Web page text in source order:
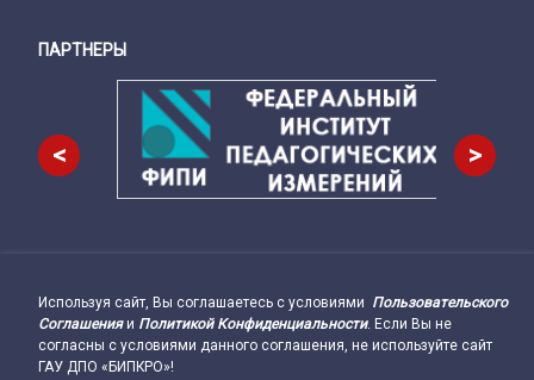
Снизу
ПАРТНЕРЫ
< >
Подвал сайта → влево
Используя сайт, Вы соглашаетесь с условиями Пользовательского
Соглашенияи Политикой Конфиденциальности. Если Вы не
согласны с условиями данного соглашения, не используйте сайт
ГАУ ДПО «БИПКРО»!